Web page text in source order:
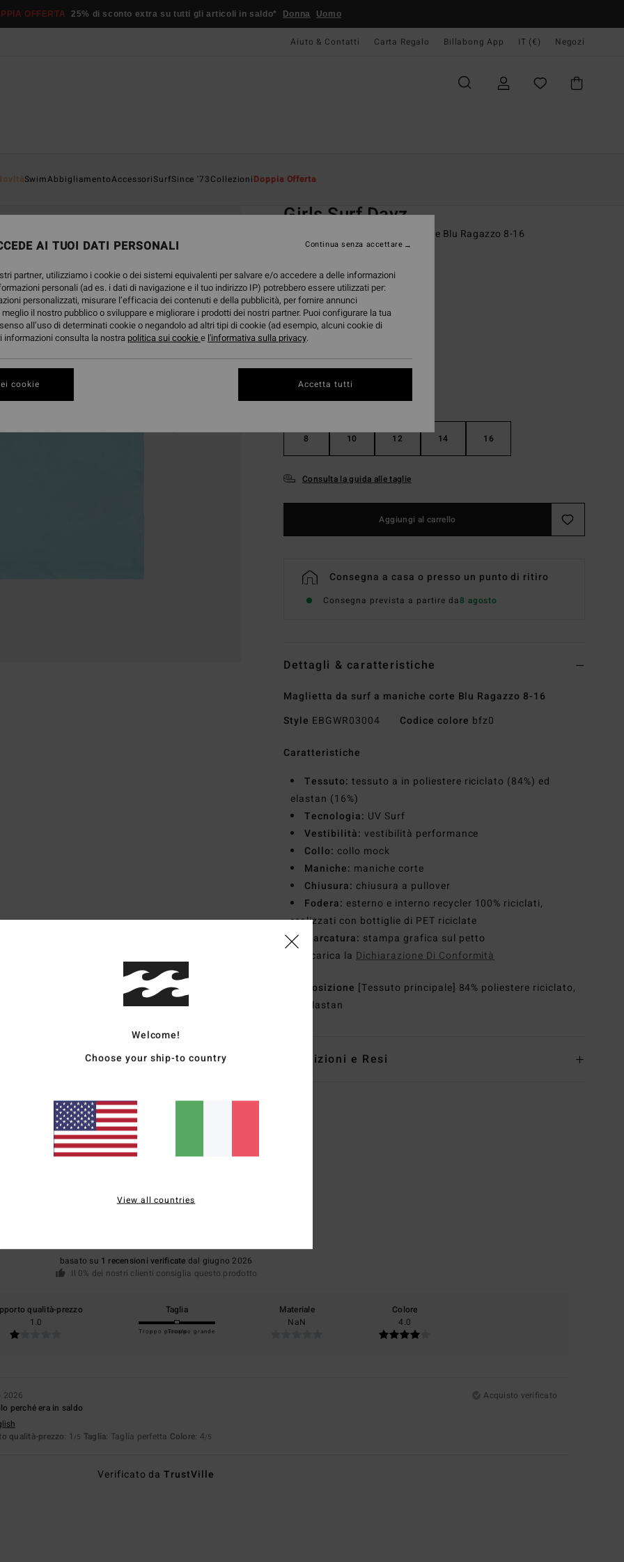
OFFERTA 25% di sconto extra su tutti gli articoli in saldo* Donna Uomo
Aiuto & Contatti Carta Regalo Billabong App IT (€) Negozi
SwimAbbigliamentoAccessoriSurfSince '73CollezioniDoppia Offerta
Girls Surf Dayz
Maglietta da surf a maniche corte Blu Ragazzo 8-16
25,95 €
ColoriTidepool
8 10 12 14 16
Consulta la guida alle taglie
Aggiungi al carrello
Consegna a casa o presso un punto di ritiro
Consegna prevista a partire da8 agosto
Dettagli & caratteristiche
Maglietta da surf a maniche corte Blu Ragazzo 8-16
Style EBGWR03004 Codice colore bfz0
Caratteristiche
Tessuto: tessuto a in poliestere riciclato (84%) ed
elastan (16%)
Tecnologia: UV Surf
Vestibilità: vestibilità performance
Collo: collo mock
Maniche: maniche corte
Chiusura: chiusura a pullover
Fodera: esterno e interno recycler 100% riciclati,
realizzati con bottiglie di PET riciclate
Marcatura: stampa grafica sul petto
Scarica la Dichiarazione Di Conformità
Composizione [Tessuto principale] 84% poliestere riciclato,
16% elastan
Spedizioni e Resi
3.0
basato su 1 recensioni verificate dal giugno 2026
Il 0% dei nostri clienti consiglia questo prodotto
qualità-prezzo
1.0
Taglia
Troppo piccoloTroppo grande
Materiale
NaN
Colore
4.0
2026
Acquisto verificato
perché era in saldo
qualità-prezzo: 1 /5 Taglia: Taglia perfetta Colore: 4/5
Verificato daTrustVille
Welcome!
Choose your ship-to country
View all countries
AI TUOI DATI PERSONALI
partner, utilizziamo i cookie o dei sistemi equivalenti per salvare e/o accedere a delle informazioni
personali (ad es. i dati di navigazione e il tuo indirizzo IP) potrebbero essere utilizzati per:
personalizzati, misurare l’efficacia dei contenuti e della pubblicità, per fornire annunci
il nostro pubblico o sviluppare e migliorare i prodotti dei nostri partner. Puoi configurare la tua
all’uso di determinati cookie o negandolo ad altri tipi di cookie (ad esempio, alcuni cookie di
informazioni consulta la nostra politica sui cookiee l'informativa sulla privacy.
cookie
Continua senza accettare
Accetta tutti